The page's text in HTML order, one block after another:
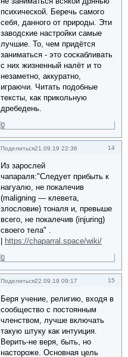
психической. Беречь самого
себя, данного от природы. Эти
заводские настройки самые
лучшие. То, чем придётся
заниматься - это соскабливать
с них жизненный налёт и то
незаметно, аккуратно,
играючи. Читать подобные
тексты, как прикольную
дребедень.
0
Поделиться 14
21.09.19 22:36
Из зарослей
чапараля:"Следует прибыть к
нагуалю, не покалечив
(maligning — клевета,
злословие) тоналя и, превыше
всего, не покалечив (injuring)
своего тела" .
https://chaparral.space/wiki/
0
Поделиться 15
22.09.19 09:17
Беря учение, религию, входя в
сообщество с постоянным
членством, лучше включать
такую штуку как интуиция.
Верить-не веря, быть, но
настороже. Основная цель